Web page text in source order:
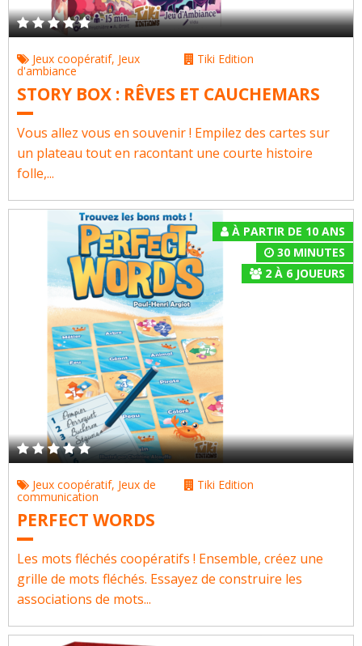
Jeux coopératif, Jeux
d'ambiance
Tiki Edition
STORY BOX : RÊVES ET CAUCHEMARS
Vous allez vous en souvenir ! Empilez des cartes sur
un plateau tout en racontant une courte histoire
folle,...
À PARTIR DE 10 ANS
30 MINUTES
2À 6JOUEURS
Jeux coopératif, Jeux de
communication
Tiki Edition
PERFECT WORDS
Les mots fléchés coopératifs ! Ensemble, créez une
grille de mots fléchés. Essayez de construire les
associations de mots...